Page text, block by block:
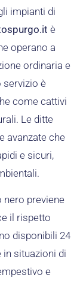
impianti di
è
operano a
ordinaria e
servizio è
come cattivi
Le ditte
avanzate che
e sicuri,
nero previene
il rispetto
disponibili 24
in situazioni di
e